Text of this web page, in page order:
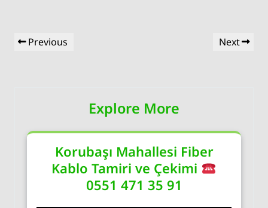
Yazı
gezinmesi
Previous
Previous
Next
Next
Explore More
Korubaşı Mahallesi Fiber
Kablo Tamiri ve Çekimi
0551 471 35 91